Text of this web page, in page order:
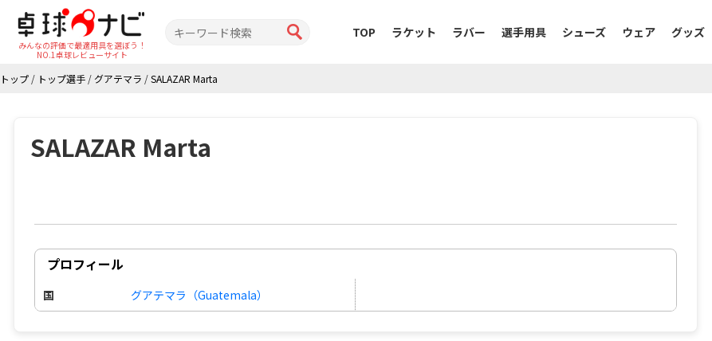
みんなの評価で最適用具を選ぼう！
NO.1卓球レビューサイト
TOP ラケット ラバー 選手用具 シューズ ウェア グッズ
トップ / トップ選手 / グアテマラ /SALAZAR Marta
SALAZAR Marta
プロフィール
国 グアテマラ（Guatemala）